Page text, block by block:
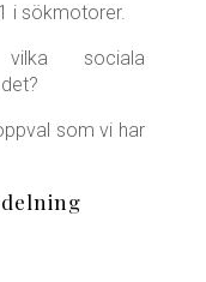
i sökmotorer.
sociala
som vi har